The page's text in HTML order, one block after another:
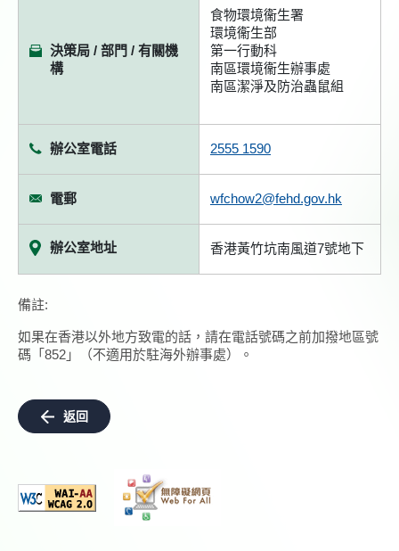
決策局 / 部門 / 有關機
構
食物環境衞生署
環境衞生部
第一行動科
南區環境衞生辦事處
南區潔淨及防治蟲鼠組
辦公室電話 2555 1590
電郵 wfchow2@fehd.gov.hk
辦公室地址 香港黃竹坑南風道7號地下
備註:
如果在香港以外地方致電的話，請在電話號碼之前加撥地區號
碼「852」（不適用於駐海外辦事處）。
返回